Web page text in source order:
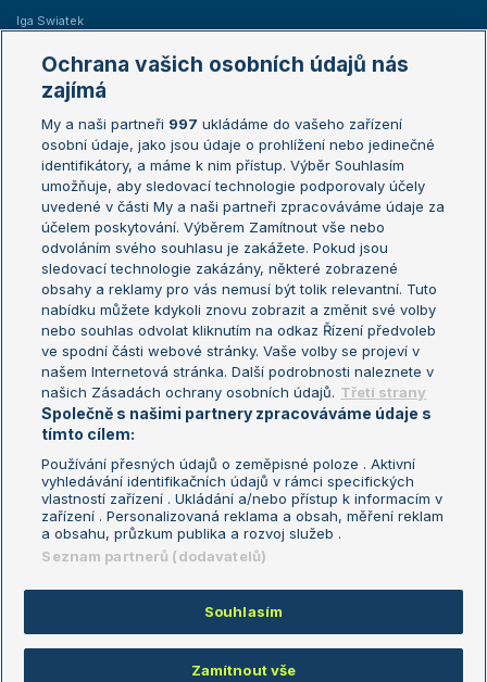
Iga Swiatek
Žebříčky
Žebříček ATP (muži)
Žebříček WTA (ženy)
Sázkařský žebříček
Australian Open
French Open
Wimbledon
US Open
Turnaj mistrů
Turnaj mistryň
Aktualní trendy
Fotbalové přestupy
Livesport Daily
LS Prague Open
Podmínky užití
Nastavení soukromí
GDPR a žurnalistika
Reklama
Kontakt
Informace o zpracování osobních
údajů
Copyright © 2008-2026 TenisPortal.cz. Využíváme zpravodajství ČTK.
Ochrana vašich osobních údajů nás
zajímá
My a naši partneři 997 ukládáme do vašeho zařízení
osobní údaje, jako jsou údaje o prohlížení nebo jedinečné
identifikátory, a máme k nim přístup. Výběr Souhlasím
umožňuje, aby sledovací technologie podporovaly účely
uvedené v části My a naši partneři zpracováváme údaje za
účelem poskytování. Výběrem Zamítnout vše nebo
odvoláním svého souhlasu je zakážete. Pokud jsou
sledovací technologie zakázány, některé zobrazené
obsahy a reklamy pro vás nemusí být tolik relevantní. Tuto
nabídku můžete kdykoli znovu zobrazit a změnit své volby
nebo souhlas odvolat kliknutím na odkaz Řízení předvoleb
ve spodní části webové stránky. Vaše volby se projeví v
našem Internetová stránka. Další podrobnosti naleznete v
našich Zásadách ochrany osobních údajů. Třetí strany
Společně s našimi partnery zpracováváme údaje s
tímto cílem:
Používání přesných údajů o zeměpisné poloze . Aktivní
vyhledávání identifikačních údajů v rámci specifických
vlastností zařízení . Ukládání a/nebo přístup k informacím v
zařízení . Personalizovaná reklama a obsah, měření reklam
a obsahu, průzkum publika a rozvoj služeb .
Seznam partnerů (dodavatelů)
Souhlasím
Zamítnout vše